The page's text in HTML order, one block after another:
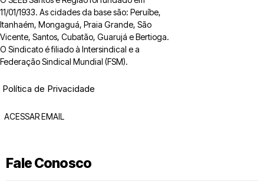
11/01/1933. As cidades da base são: Peruíbe,
Itanhaém, Mongaguá, Praia Grande, São
Vicente, Santos, Cubatão, Guarujá e Bertioga.
O Sindicato é filiado à Intersindical e a
Federação Sindical Mundial (FSM).
Política de Privacidade
ACESSAR EMAIL
Fale Conosco